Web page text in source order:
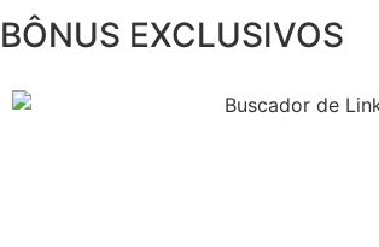
BÔNUS EXCLUSIVOS